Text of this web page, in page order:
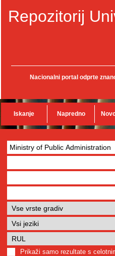
Repozitorij
Nacionalni portal odprte
Iskanje Napredno
Prikaži samo rezultate s